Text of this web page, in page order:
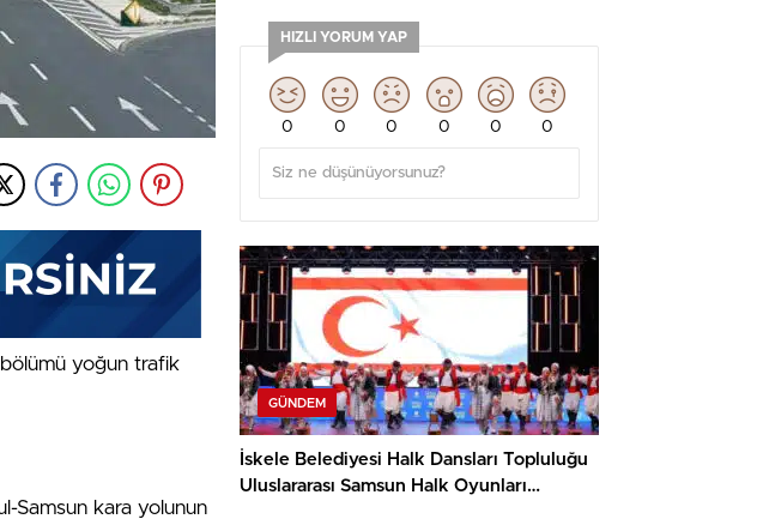
bölümü yoğun trafik
Samsun kara yolunun
HIZLI YORUM YAP
0 0 0 0 0 0
GÜNDEM
İskele Belediyesi Halk Dansları Topluluğu
Uluslararası Samsun Halk Oyunları